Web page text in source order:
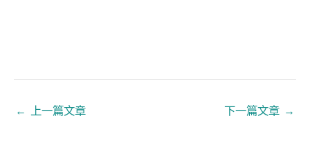
← 上一篇文章 下一篇文章 →